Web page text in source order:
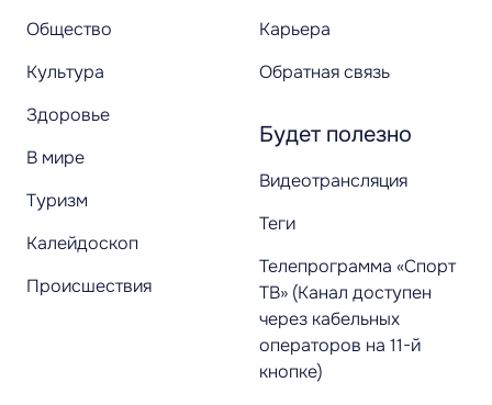
Общество
Культура
Здоровье
В мире
Туризм
Калейдоскоп
Происшествия
Карьера
Обратная связь
Будет полезно
Видеотрансляция
Теги
Телепрограмма «Спорт
ТВ» (Канал доступен
через кабельных
операторов на 11-й
кнопке)